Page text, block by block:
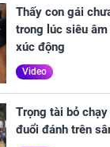
Thấy con gái
trong lúc siêu
xúc động
Video
Trọng tài bỏ
đuổi đánh trên